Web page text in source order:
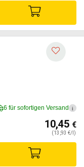
6 für sofortigen Versand i
10,45 €
(13,93 €/l)